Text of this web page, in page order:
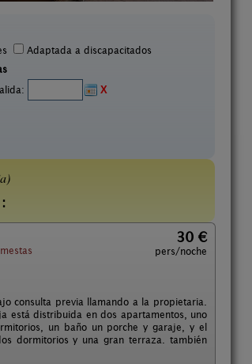
Adaptada a discapacitados
X
30 €
pers/noche
consulta previa llamando a la propietaria.
está distribuida en dos apartamentos, uno
un baño un porche y garaje, y el
dormitorios y una gran terraza. también